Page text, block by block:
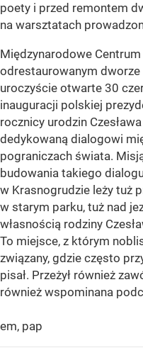
poety i przed remontem
na warsztatach
Międzynarodowe
odrestaurowanym dworze
uroczyście otwarte 30
inauguracji polskiej
rocznicy urodzin
dedykowaną dialogowi
pograniczach świata.
budowania takiego
w Krasnogrudzie leży tuż
w starym parku, tuż nad
własnością rodziny
To miejsce, z którym
związany, gdzie często
pisał. Przeżył również
również wspominana
em, pap